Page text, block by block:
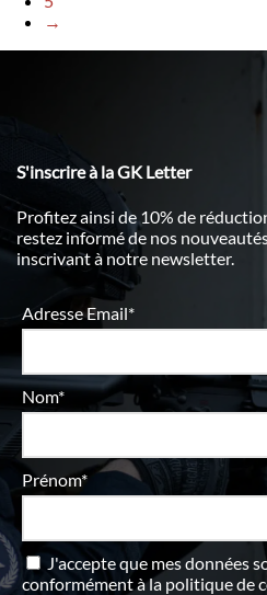
→
S'inscrire à la GK Letter
Profitez ainsi de 10% de
restez informé de nos
inscrivant à notre newsletter.
Adresse Email*
Nom*
Prénom*
J'accepte que mes données
conformément àla politique de